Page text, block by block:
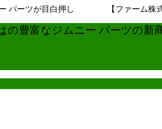
ー パーツが目白押し 【ファーム株式
の豊富なジムニー パーツの新